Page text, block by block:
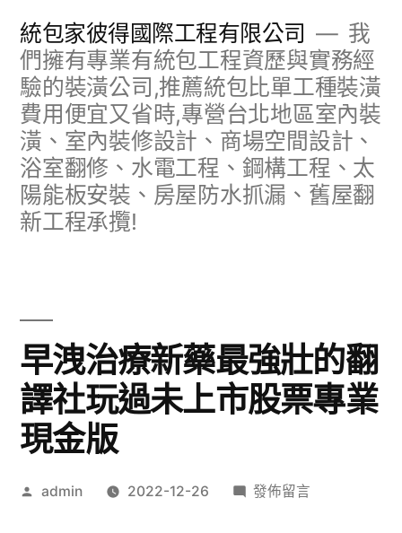
統包家彼得國際工程有限公司
我
們擁有專業有統包工程資歷與實務經
驗的裝潢公司,推薦統包比單工種裝潢
費用便宜又省時,專營台北地區室內裝
潢、室內裝修設計、商場空間設計、
浴室翻修、水電工程、鋼構工程、太
陽能板安裝、房屋防水抓漏、舊屋翻
新工程承攬!
早洩治療新藥最強壯的翻
譯社玩過未上市股票專業
現金版
作
admin 2022-12-26
在
發佈留言